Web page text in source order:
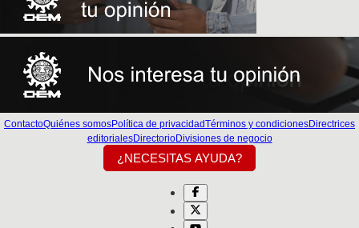
ContactoQuiénes somosPolítica de privacidadTérminos y condicionesDirectrices
editorialesDirectorioDivisiones de negocio
¿NECESITAS AYUDA?